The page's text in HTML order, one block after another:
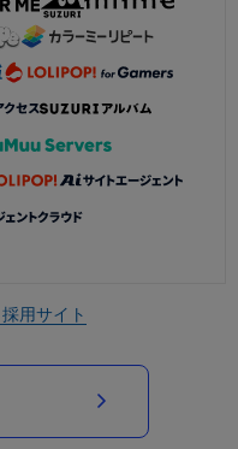
採用サイト